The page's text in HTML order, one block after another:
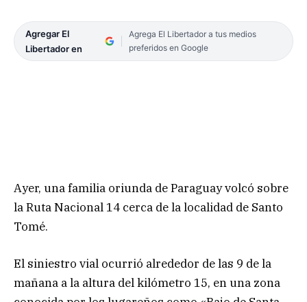
Agregar El
Libertador en
Agrega El Libertador a tus medios
preferidos en Google
Ayer, una familia oriunda de Paraguay volcó sobre
la Ruta Nacional 14 cerca de la localidad de Santo
Tomé.
El siniestro vial ocurrió alrededor de las 9 de la
mañana a la altura del kilómetro 15, en una zona